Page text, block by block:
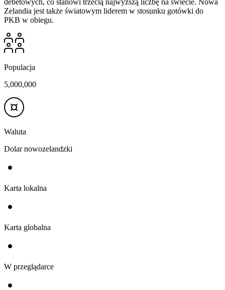
Zelandia jest także światowym liderem w stosunku gotówki do
PKB w obiegu.
Populacja
5,000,000
Waluta
Dolar nowozelandzki
Karta lokalna
Karta globalna
W przeglądarce